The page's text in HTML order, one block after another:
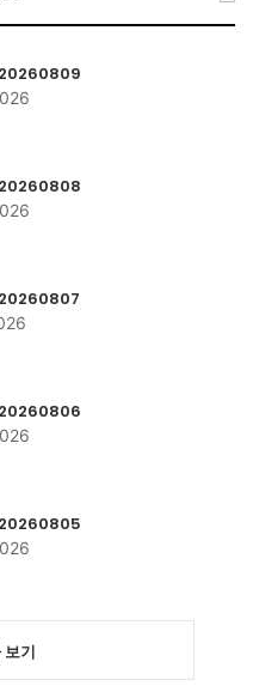
20260809
20260808
20260807
20260806
20260805
보기